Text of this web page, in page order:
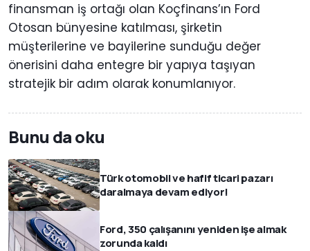
finansman iş ortağı olan Koçfinans’ın Ford
Otosan bünyesine katılması, şirketin
müşterilerine ve bayilerine sunduğu değer
önerisini daha entegre bir yapıya taşıyan
stratejik bir adım olarak konumlanıyor.
Bunu da oku
Türk otomobil ve hafif ticari pazarı
daralmaya devam ediyor!
Ford, 350 çalışanını yeniden işe almak
zorunda kaldı